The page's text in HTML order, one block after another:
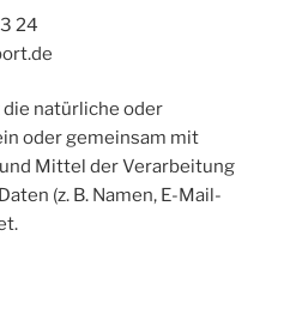
24
natürliche oder
oder gemeinsam mit
Mittel der Verarbeitung
(z. B. Namen, E-Mail-